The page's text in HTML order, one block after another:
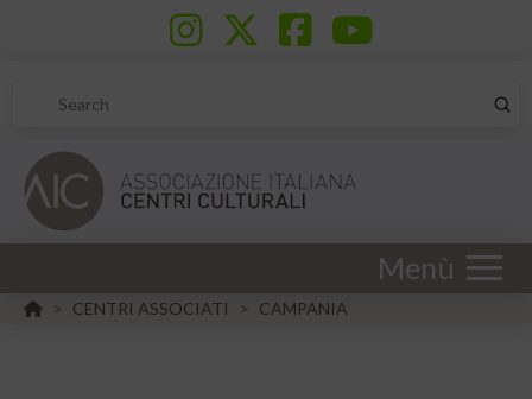
Search
Menù
HOME
> CENTRI ASSOCIATI > CAMPANIA